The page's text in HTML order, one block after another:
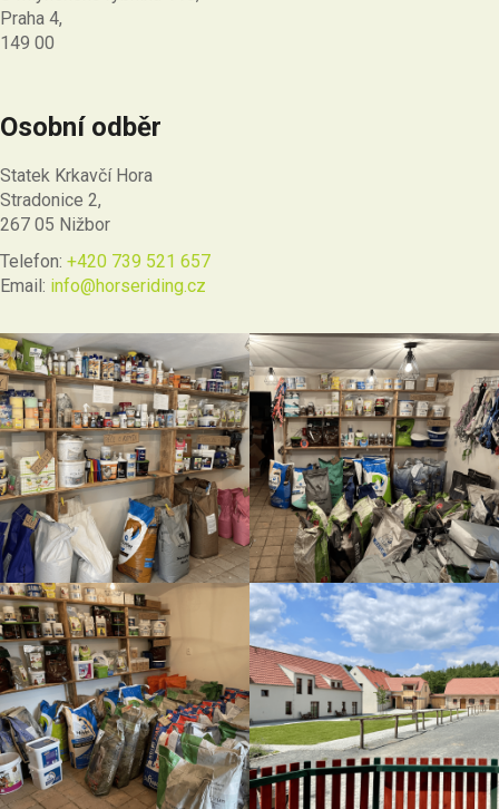
Praha 4,
149 00
Osobní odběr
Statek Krkavčí Hora
Stradonice 2,
267 05 Nižbor
Telefon: +420 739 521 657
Email: info@horseriding.cz